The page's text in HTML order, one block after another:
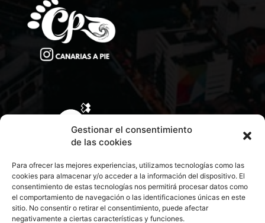
Gestionar el consentimiento
de las cookies
Para ofrecer las mejores experiencias, utilizamos tecnologías como las
cookies para almacenar y/o acceder a la información del dispositivo. El
consentimiento de estas tecnologías nos permitirá procesar datos como
el comportamiento de navegación o las identificaciones únicas en este
sitio. No consentir o retirar el consentimiento, puede afectar
negativamente a ciertas características y funciones.
CONTACTA CON NOSOTROS